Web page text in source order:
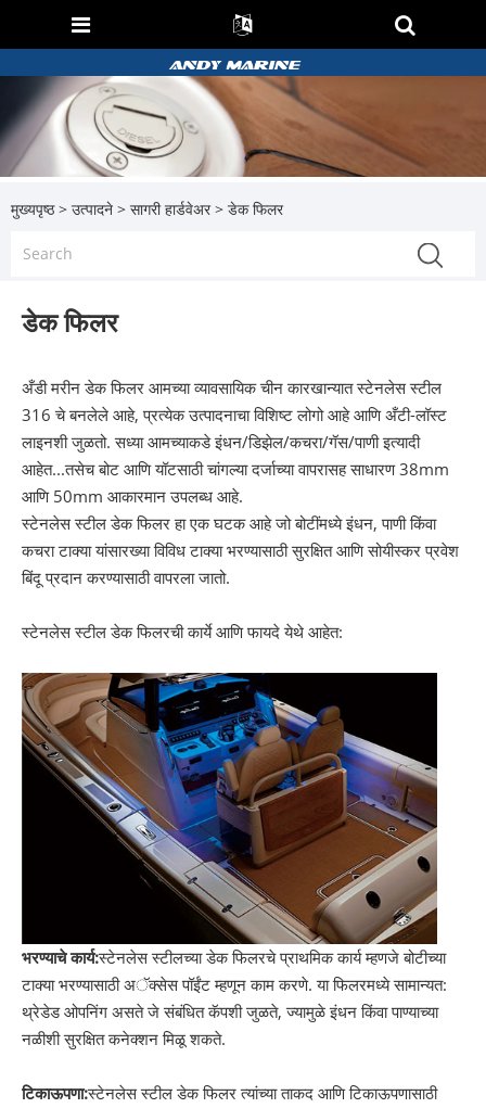
मुख्यपृष्ठ > उत्पादने > सागरी हार्डवेअर> डेक फिलर
डेक फिलर
अँडी मरीन डेक फिलर आमच्या व्यावसायिक चीन कारखान्यात स्टेनलेस स्टील
316 चे बनलेले आहे, प्रत्येक उत्पादनाचा विशिष्ट लोगो आहे आणि अँटी-लॉस्ट
लाइनशी जुळतो. सध्या आमच्याकडे इंधन/डिझेल/कचरा/गॅस/पाणी इत्यादी
आहेत...तसेच बोट आणि यॉटसाठी चांगल्या दर्जाच्या वापरासह साधारण 38mm
आणि 50mm आकारमान उपलब्ध आहे.
स्टेनलेस स्टील डेक फिलर हा एक घटक आहे जो बोटींमध्ये इंधन, पाणी किंवा
कचरा टाक्या यांसारख्या विविध टाक्या भरण्यासाठी सुरक्षित आणि सोयीस्कर प्रवेश
बिंदू प्रदान करण्यासाठी वापरला जातो.
स्टेनलेस स्टील डेक फिलरची कार्ये आणि फायदे येथे आहेत:
भरण्याचे कार्य:स्टेनलेस स्टीलच्या डेक फिलरचे प्राथमिक कार्य म्हणजे बोटीच्या
टाक्या भरण्यासाठी अॅक्सेस पॉईंट म्हणून काम करणे. या फिलरमध्ये सामान्यत:
थ्रेडेड ओपनिंग असते जे संबंधित कॅपशी जुळते, ज्यामुळे इंधन किंवा पाण्याच्या
नळीशी सुरक्षित कनेक्शन मिळू शकते.
टिकाऊपणा:स्टेनलेस स्टील डेक फिलर त्यांच्या ताकद आणि टिकाऊपणासाठी